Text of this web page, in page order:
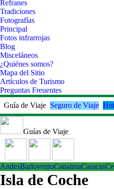
Refranes
Tradiciones
Fotografías
Principal
Fotos infrarrojas
Blog
Misceláneos
¿Quiénes somos?
Mapa del Sitio
Artículos de Turismo
Preguntas Freuentes
Guía de Viaje Seguro de Viaje
Guías de Viaje
AndesBarloventoCanaimaCaracas
Isla de Coche